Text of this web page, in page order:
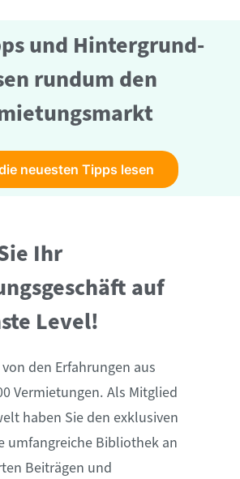
und Hintergrund-
rundum den
neuesten Tipps lesen
Ihr
auf
Level!
den Erfahrungen aus
Vermietungen. Als Mitglied
haben Sie den exklusiven
umfangreiche Bibliothek an
Beiträgen und